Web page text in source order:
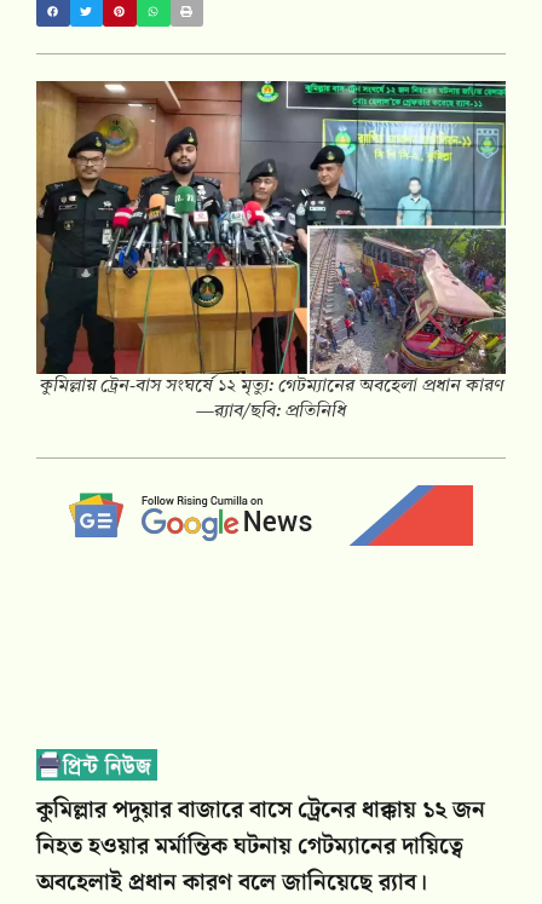
কুমিল্লায় ট্রেন-বাস সংঘর্ষে ১২ মৃত্যু: গেটম্যানের অবহেলা প্রধান কারণ
—র‍্যাব/ছবি: প্রতিনিধি
কুমিল্লার পদুয়ার বাজারে বাসে ট্রেনের ধাক্কায় ১২ জন
নিহত হওয়ার মর্মান্তিক ঘটনায় গেটম্যানের দায়িত্বে
অবহেলাই প্রধান কারণ বলে জানিয়েছে র‍্যাব।